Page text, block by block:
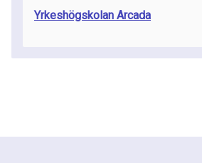
Yrkeshögskolan Arcada